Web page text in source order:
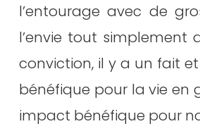
l’entourage avec de
l’envie tout simplement
conviction, il y a un fait
bénéfique pour la vie en
impact bénéfique pour